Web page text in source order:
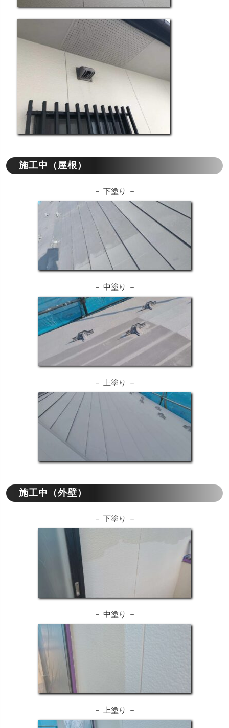
施工中（屋根）
－ 下塗り －
－ 中塗り －
－ 上塗り －
施工中（外壁）
－ 下塗り －
－ 中塗り －
－ 上塗り －